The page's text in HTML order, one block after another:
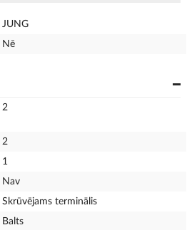
JUNG
Nē
2
2
1
Nav
Skrūvējams terminālis
Balts